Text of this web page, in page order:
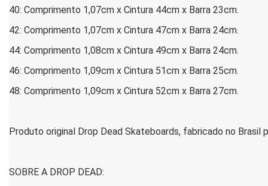
40: Comprimento 1,07cm x Cintura 44cm x Barra 23cm.
42: Comprimento 1,07cm x Cintura 47cm x Barra 24cm.
44: Comprimento 1,08cm x Cintura 49cm x Barra 24cm.
46: Comprimento 1,09cm x Cintura 51cm x Barra 25cm.
48: Comprimento 1,09cm x Cintura 52cm x Barra 27cm.
Produto original Drop Dead Skateboards, fabricado no Brasil
SOBRE A DROP DEAD: